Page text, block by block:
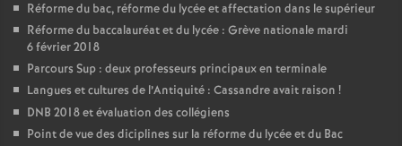
Réforme du bac, réforme du lycée et affectation dans le supérieur
Réforme du baccalauréat et du lycée : Grève nationale mardi
6 février 2018
Parcours Sup : deux professeurs principaux en terminale
Langues et cultures de l’Antiquité : Cassandre avait raison !
DNB 2018 et évaluation des collégiens
Point de vue des diciplines sur la réforme du lycée et du Bac